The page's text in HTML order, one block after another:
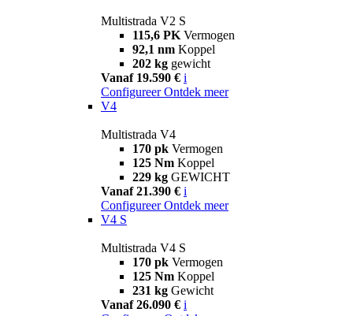
Multistrada V2 S
115,6 PK Vermogen
92,1 nm Koppel
202 kg gewicht
Vanaf 19.590 € i
Configureer Ontdek meer
V4
Multistrada V4
170 pk Vermogen
125 Nm Koppel
229 kg GEWICHT
Vanaf 21.390 € i
Configureer Ontdek meer
V4 S
Multistrada V4 S
170 pk Vermogen
125 Nm Koppel
231 kg Gewicht
Vanaf 26.090 € i